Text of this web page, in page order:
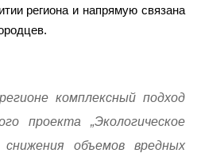
региона и напрямую связана
комплексный подход
проекта „Экологическое
объемов вредных